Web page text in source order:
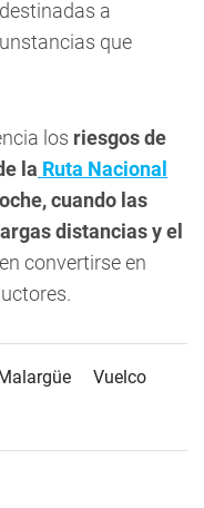
a
que
los riesgos de
la Ruta Nacional
cuando las
distancias y el
convertirse en
Vuelco